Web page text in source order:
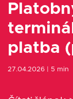
Cenník
Návody
platba
27.04.2026 | 5 min